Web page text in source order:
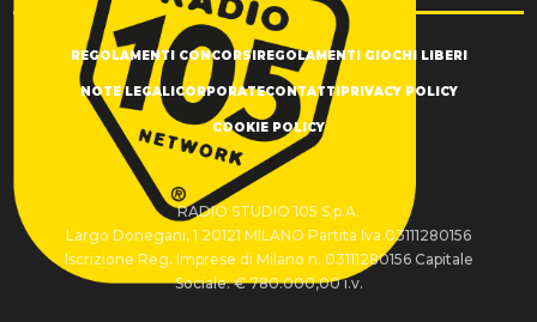
REGOLAMENTI CONCORSIREGOLAMENTI GIOCHI LIBERI
NOTE LEGALICORPORATECONTATTIPRIVACY POLICY
COOKIE POLICY
RADIO STUDIO 105 S.p.A.
Largo Donegani, 1 20121 MILANO Partita Iva 03111280156
Iscrizione Reg. Imprese di Milano n. 03111280156 Capitale
Sociale: € 780.000,00 i.v.